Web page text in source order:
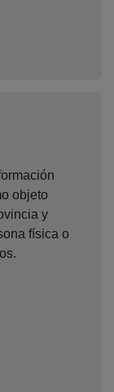
objeto
y
física o